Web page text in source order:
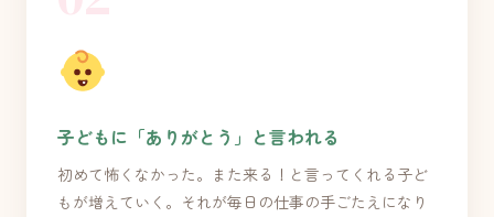
子どもに「ありがとう」と言われる
初めて怖くなかった。また来る！と言ってくれる子ど
もが増えていく。それが毎日の仕事の手ごたえになり